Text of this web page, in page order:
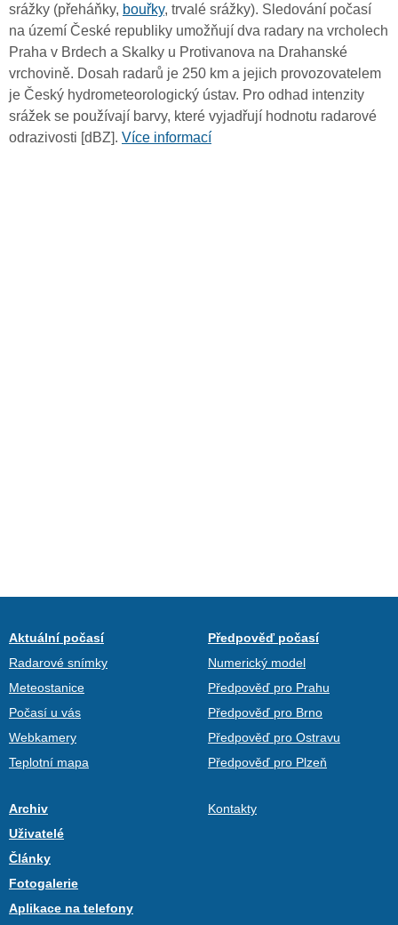
srážky (přeháňky, bouřky, trvalé srážky). Sledování počasí
na území České republiky umožňují dva radary na vrcholech
Praha v Brdech a Skalky u Protivanova na Drahanské
vrchovině. Dosah radarů je 250 km a jejich provozovatelem
je Český hydrometeorologický ústav. Pro odhad intenzity
srážek se používají barvy, které vyjadřují hodnotu radarové
odrazivosti [dBZ]. Více informací
Aktuální počasí
Radarové snímky
Meteostanice
Počasí u vás
Webkamery
Teplotní mapa
Předpověď počasí
Numerický model
Předpověď pro Prahu
Předpověď pro Brno
Předpověď pro Ostravu
Předpověď pro Plzeň
Archiv
Uživatelé
Články
Fotogalerie
Aplikace na telefony
Kontakty